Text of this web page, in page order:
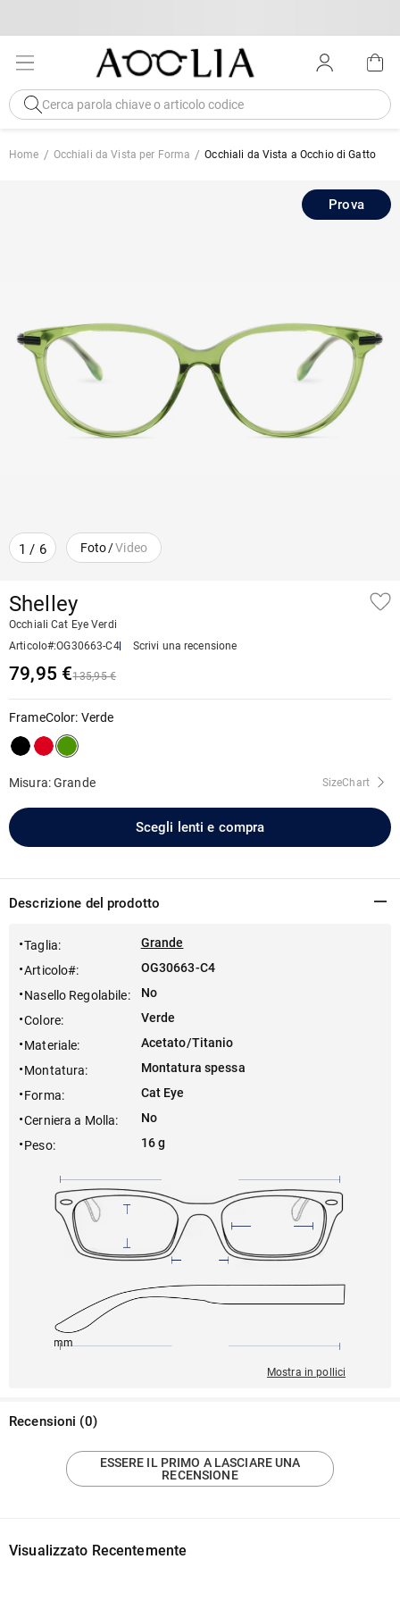
Home Occhiali da Vista per Forma Occhiali da Vista a Occhio di Gatto
1 / 6 Foto/Video
Prova
Shelley
Occhiali Cat Eye Verdi
Articolo#:OG30663-C4 Scrivi una recensione
79,95 €135,95 €
FrameColor: Verde
Misura: Grande SizeChart
Scegli lenti e compra
Descrizione del prodotto
Taglia:
Grande
Articolo#:
OG30663-C4
Nasello Regolabile:
No
Colore:
Verde
Materiale:
Acetato/Titanio
Montatura:
Montatura spessa
Forma:
Cat Eye
Cerniera a Molla:
No
Peso: 16 g
145mm
Mostra in pollici
Recensioni (0)
ESSERE IL PRIMO A LASCIARE UNA
RECENSIONE
Visualizzato Recentemente